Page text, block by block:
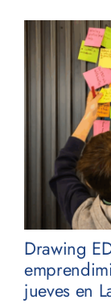
Drawing
jueves en